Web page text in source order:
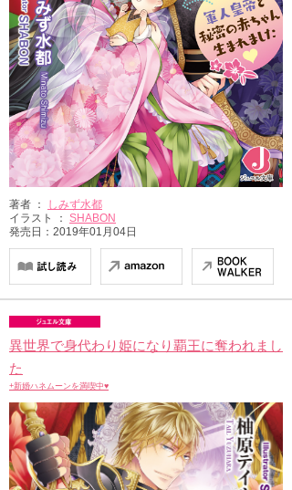
著者 ：
しみず水都
イラスト ： SHABON
発売日：2019年01月04日
異世界で身代わり姫になり覇王に奪われまし
た
+新婚ハネムーンを満喫中♥